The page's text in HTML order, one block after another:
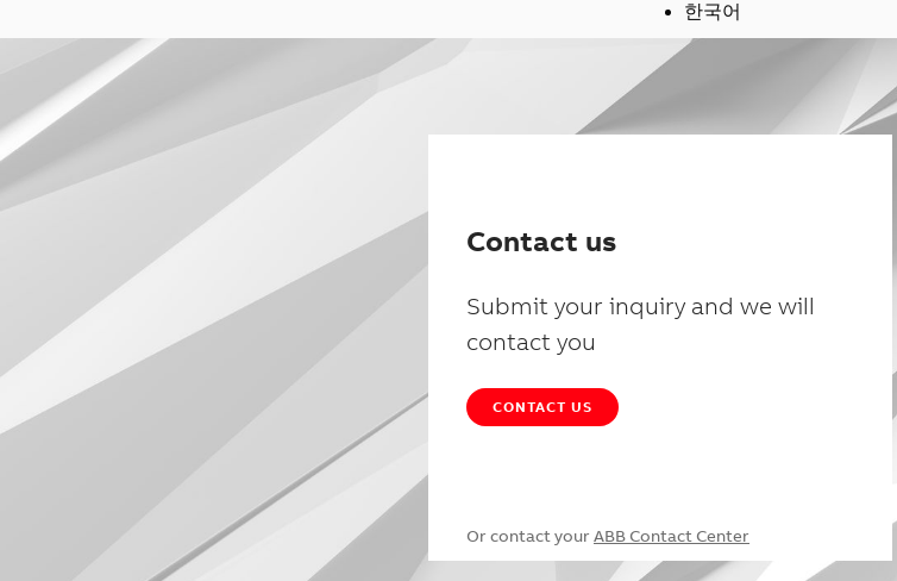
한국어
Contact us
Submit your inquiry and we will
contact you
CONTACT US
Or contact your ABB Contact Center